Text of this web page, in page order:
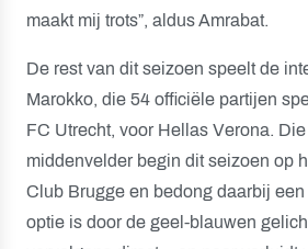
maakt mij trots”, aldus Amrabat.
De rest van dit seizoen speelt de
Marokko, die 54 officiële partijen
FC Utrecht, voor Hellas Verona.
middenvelder begin dit seizoen op
Club Brugge en bedong daarbij
optie is door de geel-blauwen